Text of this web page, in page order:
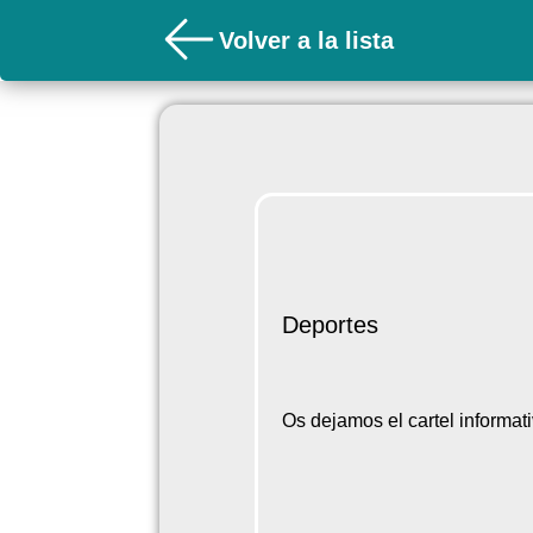
Volver a la lista
Deportes
Os dejamos el cartel